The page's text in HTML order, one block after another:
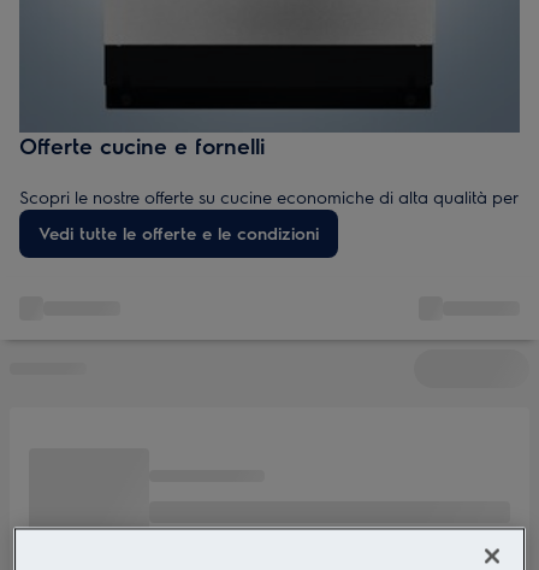
Offerte cucine e fornelli
Scopri le nostre offerte su cucine economiche di alta qualità per
ogni cucina. Trova fornelli a prezzi bassi, occasioni in svendita e
offerte speciali – perfette per soddisfare le tue esigenze culinarie
Vedi tutte le offerte e le condizioni